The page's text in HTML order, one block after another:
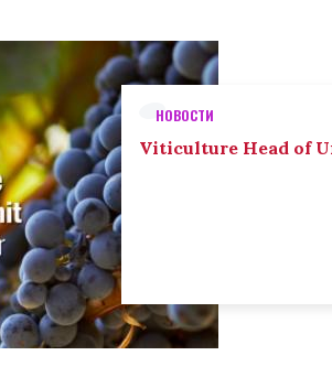
НОВОСТИ
Viticulture Head of